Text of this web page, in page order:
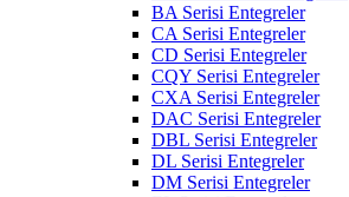
BA Serisi Entegreler
CA Serisi Entegreler
CD Serisi Entegreler
CQY Serisi Entegreler
CXA Serisi Entegreler
DAC Serisi Entegreler
DBL Serisi Entegreler
DL Serisi Entegreler
DM Serisi Entegreler